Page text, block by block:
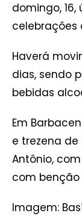
domingo,
celebrações
Haverá
dias, sendo
bebidas
Em
e trezena de
Antônio,
com benção
Imagem: